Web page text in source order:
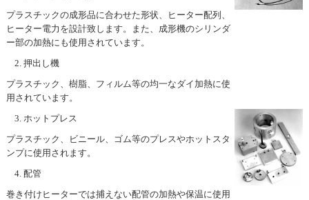
プラスチックの成形品に合わせた形状、ヒーター配列、
ヒーター電力を設計致します。また、成形機のシリンダ
ー部の加熱にも使用されています。
押出し機
プラスチック、樹脂、フィルム等の均一なダイ加熱に使
用されています。
ホットプレス
プラスチック、ビニール、ゴム等のプレスやホットスタ
ンプに使用されます。
配管
巻き付けヒーターでは捕えない配管の加熱や保温に使用